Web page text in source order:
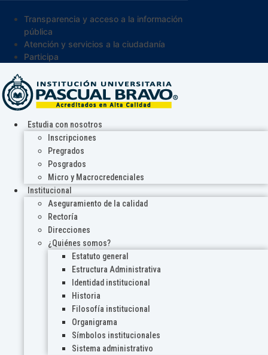
Transparencia y acceso a la información
pública
Atención y servicios a la ciudadanía
Participa
Estudia con nosotros
Inscripciones
Pregrados
Posgrados
Micro y Macrocredenciales
Institucional
Aseguramiento de la calidad
Rectoría
Direcciones
¿Quiénes somos?
Estatuto general
Estructura Administrativa
Identidad institucional
Historia
Filosofía institucional
Organigrama
Símbolos institucionales
Sistema administrativo